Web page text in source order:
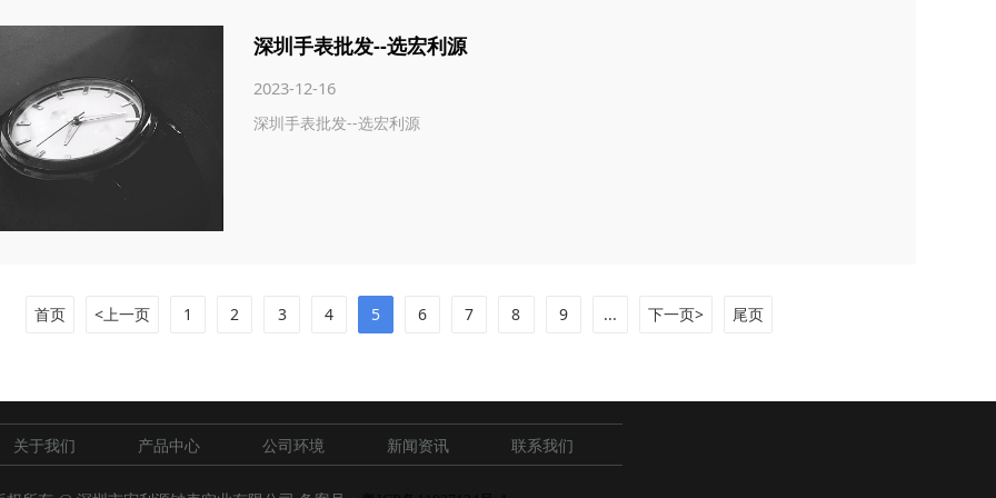
深圳手表批发--选宏利源
2023-12-16
深圳手表批发--选宏利源
首页 <上一页 1 2 3 4 5 6 7 8 9 ... 下一页> 尾页
关于我们 产品中心 公司环境 新闻资讯 联系我们